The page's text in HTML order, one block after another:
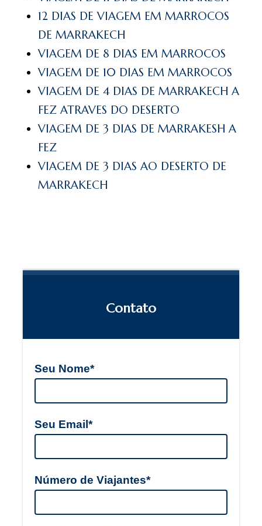
Contato
Seu Nome*
Seu Email*
Número de Viajantes*
12 DIAS DE VIAGEM EM MARROCOS
DE MARRAKECH
VIAGEM DE 8 DIAS EM MARROCOS
VIAGEM DE 10 DIAS EM MARROCOS
VIAGEM DE 4 DIAS DE MARRAKECH A
FEZ ATRAVES DO DESERTO
VIAGEM DE 3 DIAS DE MARRAKESH A
FEZ
VIAGEM DE 3 DIAS AO DESERTO DE
MARRAKECH